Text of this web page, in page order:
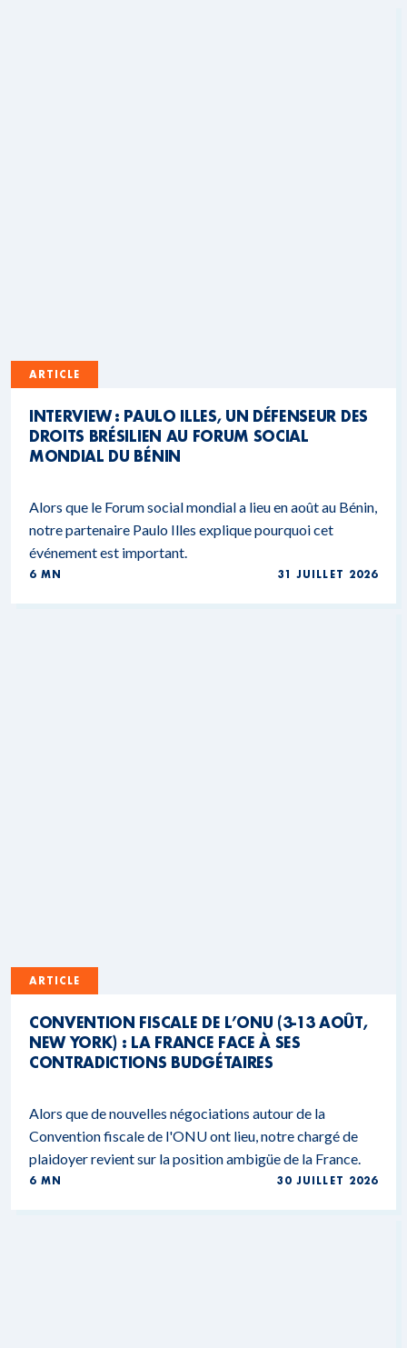
ARTICLE
INTERVIEW : PAULO ILLES, UN DÉFENSEUR DES
DROITS BRÉSILIEN AU FORUM SOCIAL
MONDIAL DU BÉNIN
Alors que le Forum social mondial a lieu en août au Bénin,
notre partenaire Paulo Illes explique pourquoi cet
événement est important.
6 MN 31 JUILLET 2026
ARTICLE
CONVENTION FISCALE DE L’ONU (3-13 AOÛT,
NEW YORK) : LA FRANCE FACE À SES
CONTRADICTIONS BUDGÉTAIRES
Alors que de nouvelles négociations autour de la
Convention fiscale de l'ONU ont lieu, notre chargé de
plaidoyer revient sur la position ambigüe de la France.
6 MN 30 JUILLET 2026